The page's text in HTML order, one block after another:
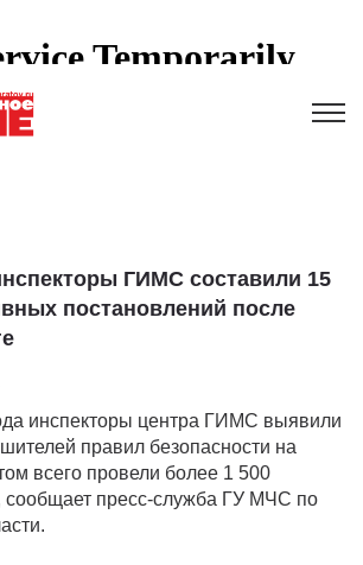
ГИМС составили 15
постановлений после
инспекторы центра ГИМС выявили
правил безопасности на
всего провели более 1 500
сообщает пресс-служба ГУ МЧС по